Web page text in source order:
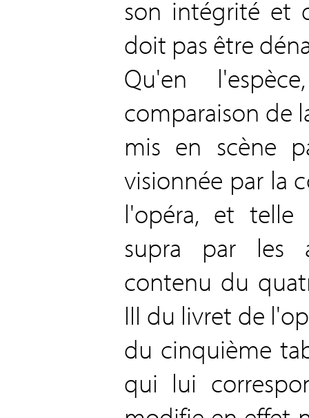
son intégrité et
doit pas être
Qu'en
comparaison de
mis en scène
visionnée par la
l'opéra, et telle
supra par les
contenu du
III du livret de
du cinquième
qui lui